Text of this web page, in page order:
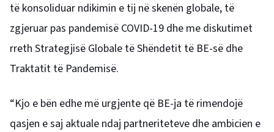
të konsoliduar ndikimin e tij në skenën globale, të
zgjeruar pas pandemisë COVID-19 dhe me diskutimet
rreth Strategjisë Globale të Shëndetit të BE-së dhe
Traktatit të Pandemisë.
“Kjo e bën edhe më urgjente që BE-ja të rimendojë
qasjen e saj aktuale ndaj partneriteteve dhe ambicien e